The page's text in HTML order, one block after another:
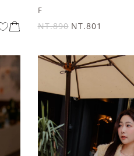
F
NT.890 NT.801